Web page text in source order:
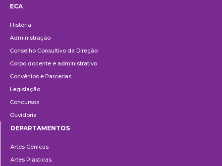
ECA
História
Administração
Conselho Consultivo da Direção
Corpo docente e administrativo
Convênios e Parcerias
Legislação
Concursos
Ouvidoria
DEPARTAMENTOS
Artes Cênicas
Artes Plásticas